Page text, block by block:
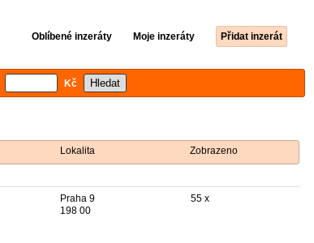
Oblíbené inzeráty Moje inzeráty Přidat inzerát
Kč
Lokalita Zobrazeno
Praha 9
198 00
55 x